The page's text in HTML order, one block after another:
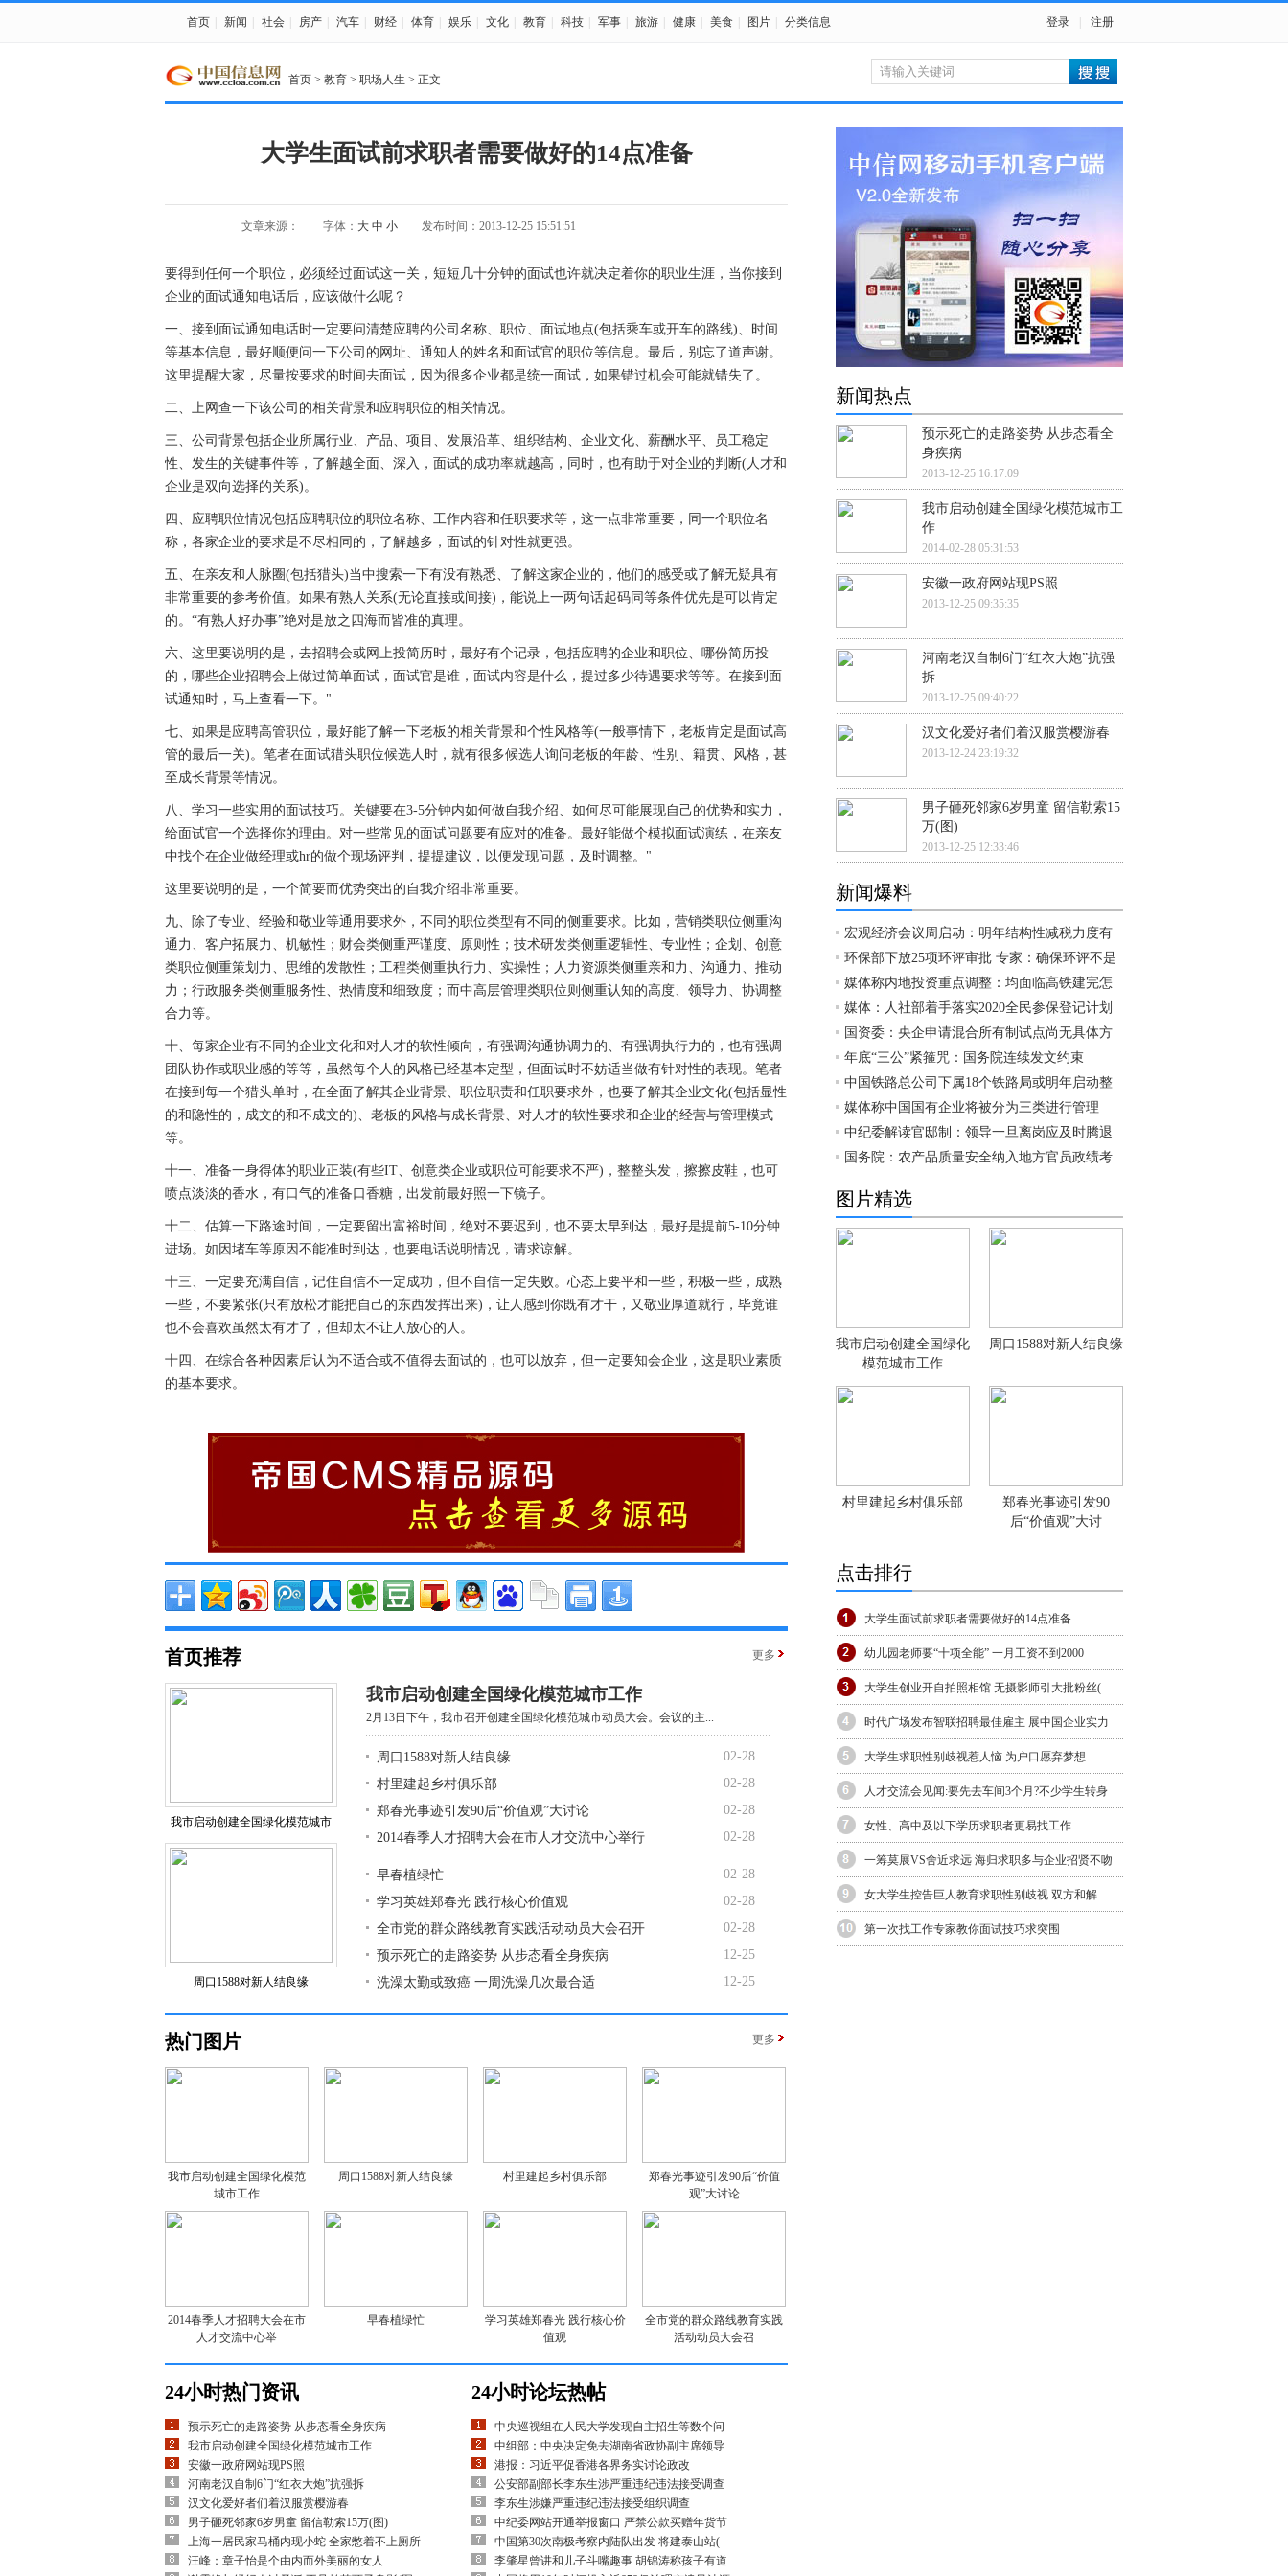
首页 新闻 社会 房产 汽车 财经 体育 娱乐 文化 教育 科技 军事 旅游 健康 美食 图片 分类信息 登录 注册
首页 > 教育 > 职场人生 > 正文
大学生面试前求职者需要做好的14点准备
文章来源： 字体： 大 中 小 发布时间：2013-12-25 15:51:51
要得到任何一个职位，必须经过面试这一关，短短几十分钟的面试也许就决定着你的职业生涯，当你接到
企业的面试通知电话后，应该做什么呢？
一、接到面试通知电话时一定要问清楚应聘的公司名称、职位、面试地点(包括乘车或开车的路线)、时间
等基本信息，最好顺便问一下公司的网址、通知人的姓名和面试官的职位等信息。最后，别忘了道声谢。
这里提醒大家，尽量按要求的时间去面试，因为很多企业都是统一面试，如果错过机会可能就错失了。
二、上网查一下该公司的相关背景和应聘职位的相关情况。
三、公司背景包括企业所属行业、产品、项目、发展沿革、组织结构、企业文化、薪酬水平、员工稳定
性、发生的关键事件等，了解越全面、深入，面试的成功率就越高，同时，也有助于对企业的判断(人才和
企业是双向选择的关系)。
四、应聘职位情况包括应聘职位的职位名称、工作内容和任职要求等，这一点非常重要，同一个职位名
称，各家企业的要求是不尽相同的，了解越多，面试的针对性就更强。
五、在亲友和人脉圈(包括猎头)当中搜索一下有没有熟悉、了解这家企业的，他们的感受或了解无疑具有
非常重要的参考价值。如果有熟人关系(无论直接或间接)，能说上一两句话起码同等条件优先是可以肯定
的。“有熟人好办事”绝对是放之四海而皆准的真理。
六、这里要说明的是，去招聘会或网上投简历时，最好有个记录，包括应聘的企业和职位、哪份简历投
的，哪些企业招聘会上做过简单面试，面试官是谁，面试内容是什么，提过多少待遇要求等等。在接到面
试通知时，马上查看一下。"
七、如果是应聘高管职位，最好能了解一下老板的相关背景和个性风格等(一般事情下，老板肯定是面试高
管的最后一关)。笔者在面试猎头职位候选人时，就有很多候选人询问老板的年龄、性别、籍贯、风格，甚
至成长背景等情况。
八、学习一些实用的面试技巧。关键要在3-5分钟内如何做自我介绍、如何尽可能展现自己的优势和实力，
给面试官一个选择你的理由。对一些常见的面试问题要有应对的准备。最好能做个模拟面试演练，在亲友
中找个在企业做经理或hr的做个现场评判，提提建议，以便发现问题，及时调整。"
这里要说明的是，一个简要而优势突出的自我介绍非常重要。
九、除了专业、经验和敬业等通用要求外，不同的职位类型有不同的侧重要求。比如，营销类职位侧重沟
通力、客户拓展力、机敏性；财会类侧重严谨度、原则性；技术研发类侧重逻辑性、专业性；企划、创意
类职位侧重策划力、思维的发散性；工程类侧重执行力、实操性；人力资源类侧重亲和力、沟通力、推动
力；行政服务类侧重服务性、热情度和细致度；而中高层管理类职位则侧重认知的高度、领导力、协调整
合力等。
十、每家企业有不同的企业文化和对人才的软性倾向，有强调沟通协调力的、有强调执行力的，也有强调
团队协作或职业感的等等，虽然每个人的风格已经基本定型，但面试时不妨适当做有针对性的表现。笔者
在接到每一个猎头单时，在全面了解其企业背景、职位职责和任职要求外，也要了解其企业文化(包括显性
的和隐性的，成文的和不成文的)、老板的风格与成长背景、对人才的软性要求和企业的经营与管理模式
等。
十一、准备一身得体的职业正装(有些IT、创意类企业或职位可能要求不严)，整整头发，擦擦皮鞋，也可
喷点淡淡的香水，有口气的准备口香糖，出发前最好照一下镜子。
十二、估算一下路途时间，一定要留出富裕时间，绝对不要迟到，也不要太早到达，最好是提前5-10分钟
进场。如因堵车等原因不能准时到达，也要电话说明情况，请求谅解。
十三、一定要充满自信，记住自信不一定成功，但不自信一定失败。心态上要平和一些，积极一些，成熟
一些，不要紧张(只有放松才能把自己的东西发挥出来)，让人感到你既有才干，又敬业厚道就行，毕竟谁
也不会喜欢虽然太有才了，但却太不让人放心的人。
十四、在综合各种因素后认为不适合或不值得去面试的，也可以放弃，但一定要知会企业，这是职业素质
的基本要求。
首页推荐 更多
我市启动创建全国绿化模范城市
周口1588对新人结良缘
我市启动创建全国绿化模范城市工作
2月13日下午，我市召开创建全国绿化模范城市动员大会。会议的主...
周口1588对新人结良缘
02-28
村里建起乡村俱乐部
02-28
郑春光事迹引发90后“价值观”大讨论
02-28
2014春季人才招聘大会在市人才交流中心举行
02-28
早春植绿忙
02-28
学习英雄郑春光 践行核心价值观
02-28
全市党的群众路线教育实践活动动员大会召开
02-28
预示死亡的走路姿势 从步态看全身疾病
12-25
洗澡太勤或致癌 一周洗澡几次最合适
12-25
热门图片 更多
我市启动创建全国绿化模范
城市工作
周口1588对新人结良缘 村里建起乡村俱乐部
郑春光事迹引发90后“价值
观”大讨论
2014春季人才招聘大会在市
人才交流中心举
早春植绿忙
学习英雄郑春光 践行核心价
值观
全市党的群众路线教育实践
活动动员大会召
24小时热门资讯
预示死亡的走路姿势 从步态看全身疾病
我市启动创建全国绿化模范城市工作
安徽一政府网站现PS照
河南老汉自制6门“红衣大炮”抗强拆
汉文化爱好者们着汉服赏樱游春
男子砸死邻家6岁男童 留信勒索15万(图)
上海一居民家马桶内现小蛇 全家憋着不上厕所
汪峰：章子怡是个由内而外美丽的女人
24小时论坛热帖
中央巡视组在人民大学发现自主招生等数个问
中组部：中央决定免去湖南省政协副主席领导
港报：习近平促香港各界务实讨论政改
公安部副部长李东生涉严重违纪违法接受调查
李东生涉嫌严重违纪违法接受组织调查
中纪委网站开通举报窗口 严禁公款买赠年货节
中国第30次南极考察内陆队出发 将建泰山站(
李肇星曾讲和儿子斗嘴趣事 胡锦涛称孩子有道
新闻热点
预示死亡的走路姿势 从步态看全
身疾病
2013-12-25 16:17:09
我市启动创建全国绿化模范城市工
作
2014-02-28 05:31:53
安徽一政府网站现PS照
2013-12-25 09:35:35
河南老汉自制6门“红衣大炮”抗强
拆
2013-12-25 09:40:22
汉文化爱好者们着汉服赏樱游春
2013-12-24 23:19:32
男子砸死邻家6岁男童 留信勒索15
万(图)
2013-12-25 12:33:46
新闻爆料
宏观经济会议周启动：明年结构性减税力度有
环保部下放25项环评审批 专家：确保环评不是
媒体称内地投资重点调整：均面临高铁建完怎
媒体：人社部着手落实2020全民参保登记计划
国资委：央企申请混合所有制试点尚无具体方
年底“三公”紧箍咒：国务院连续发文约束
中国铁路总公司下属18个铁路局或明年启动整
媒体称中国国有企业将被分为三类进行管理
中纪委解读官邸制：领导一旦离岗应及时腾退
国务院：农产品质量安全纳入地方官员政绩考
图片精选
我市启动创建全国绿化
模范城市工作
周口1588对新人结良缘
村里建起乡村俱乐部
郑春光事迹引发90
后“价值观”大讨
点击排行
大学生面试前求职者需要做好的14点准备
幼儿园老师要“十项全能” 一月工资不到2000
大学生创业开自拍照相馆 无摄影师引大批粉丝(
时代广场发布智联招聘最佳雇主 展中国企业实力
大学生求职性别歧视惹人恼 为户口愿弃梦想
人才交流会见闻:要先去车间3个月?不少学生转身
女性、高中及以下学历求职者更易找工作
一筹莫展VS舍近求远 海归求职多与企业招贤不吻
女大学生控告巨人教育求职性别歧视 双方和解
第一次找工作专家教你面试技巧求突围